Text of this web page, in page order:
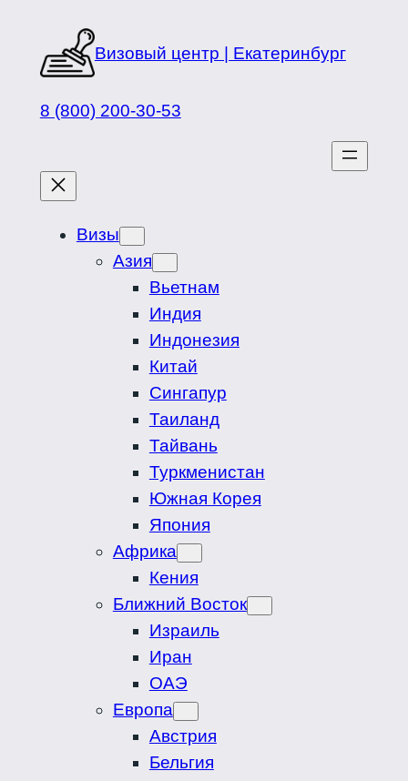
содержимому
Визовый центр | Екатеринбург
8 (800) 200-30-53
Визы
Азия
Вьетнам
Индия
Индонезия
Китай
Сингапур
Таиланд
Тайвань
Туркменистан
Южная Корея
Япония
Африка
Кения
Ближний Восток
Израиль
Иран
ОАЭ
Европа
Австрия
Бельгия